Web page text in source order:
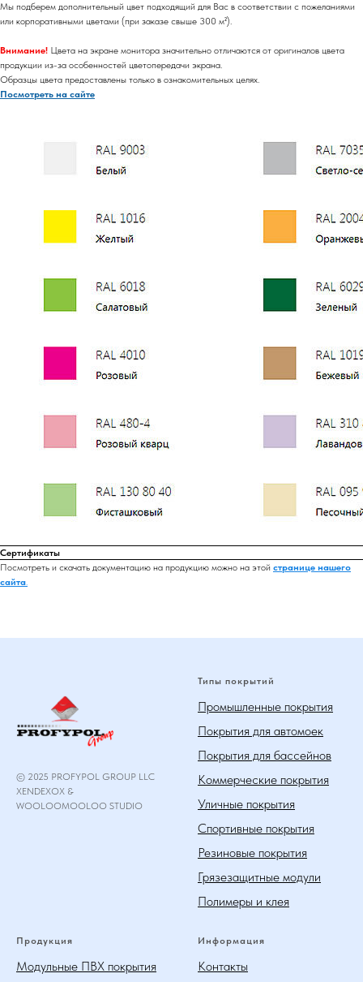
Мы подберем дополнительный цвет подходящий для Вас в соответствии с пожеланиями
или корпоративными цветами (при заказе свыше 300 м²).
Внимание! Цвета на экране монитора значительно отличаются от оригиналов цвета
продукции из-за особенностей цветопередачи экрана.
Образцы цвета предоставлены только в ознакомительных целях.
Посмотреть на сайте
Сертификаты
Посмотреть и скачать документацию на продукцию можно на этой странице нашего
сайта.
© 2025 PROFYPOL GROUP LLC
XENDEXOX &
WOOLOOMOOLOO STUDIO
Типы покрытий
Промышленные покрытия
Покрытия для автомоек
Покрытия для бассейнов
Коммерческие покрытия
Уличные покрытия
Спортивные покрытия
Резиновые покрытия
Грязезащитные модули
Полимеры и клея
Продукция
Модульные ПВХ покрытия
Информация
Контакты